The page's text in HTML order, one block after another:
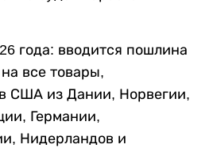
года: вводится пошлина
все товары,
США из Дании, Норвегии,
Германии,
Нидерландов и